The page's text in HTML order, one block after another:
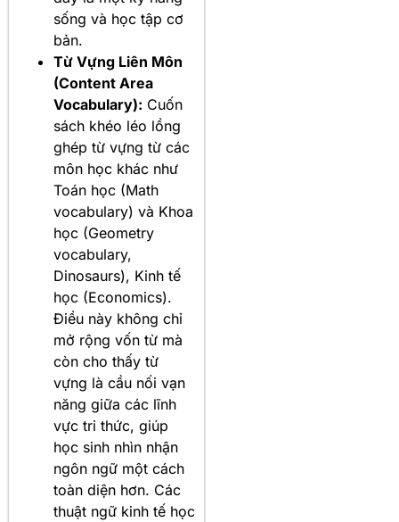
sống và học tập cơ
bản.
Từ Vựng Liên Môn
(Content Area
Vocabulary): Cuốn
sách khéo léo lồng
ghép từ vựng từ các
môn học khác như
Toán học (Math
vocabulary) và Khoa
học (Geometry
vocabulary,
Dinosaurs), Kinh tế
học (Economics).
Điều này không chỉ
mở rộng vốn từ mà
còn cho thấy từ
vựng là cầu nối vạn
năng giữa các lĩnh
vực tri thức, giúp
học sinh nhìn nhận
ngôn ngữ một cách
toàn diện hơn. Các
thuật ngữ kinh tế học